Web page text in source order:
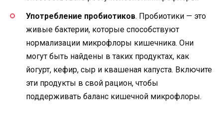
Употребление пробиотиков. Пробиотики — это
живые бактерии, которые способствуют
нормализации микрофлоры кишечника. Они
могут быть найдены в таких продуктах, как
йогурт, кефир, сыр и квашеная капуста. Включите
эти продукты в свой рацион, чтобы
поддерживать баланс кишечной микрофлоры.